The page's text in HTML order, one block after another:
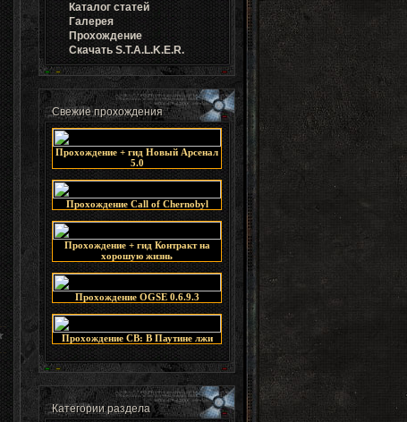
Каталог статей
Галерея
Прохождение
Скачать S.T.A.L.K.E.R.
Свежие прохождения
Прохождение + гид Новый Арсенал
5.0
Прохождение Call of Chernobyl
Прохождение + гид Контракт на
хорошую жизнь
Прохождение OGSE 0.6.9.3
Прохождение СВ: В Паутине лжи
Категории раздела